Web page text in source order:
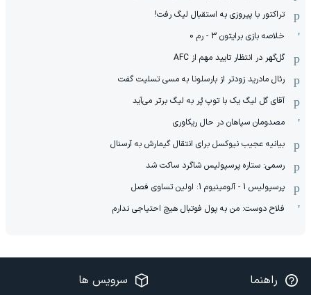
تراکتور با پیروزی به استقبال لیگ رفت!
خلاصه بازی برایتون 3 - رم 0
گل‌گهر در انتظار تایید مهم از ‌AFC
رئال مادرید زودتر از بارسلونا به مسی تسلیت گفت
آقای گل لیگ یک با توپ پُر به لیگ برتر می‌آید
مصدومان سپاهان در حال ریکاوری
بیانیه عجیب نیوکسل برای انتقال گیمارش به آرسنال
رسمی: ستاره پرسپولیس شاگرد ساکت شد
پرسپولیس 1 - آلومینیوم 1: اولین تساوی فصل
فلاح دوست: من به پول فوتبال هیچ احتیاجی ندارم
راهنما سرویس ها